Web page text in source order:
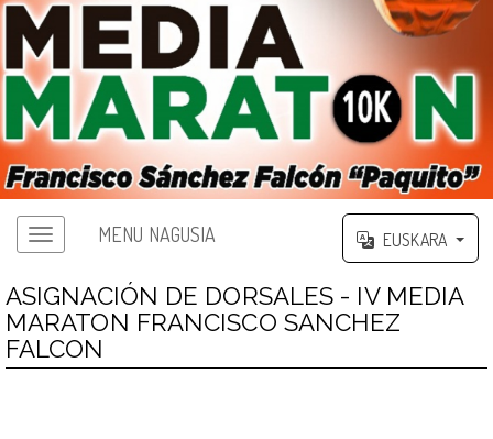
MENU NAGUSIA EUSKARA
ASIGNACIÓN DE DORSALES - IV MEDIA
MARATON FRANCISCO SANCHEZ
FALCON